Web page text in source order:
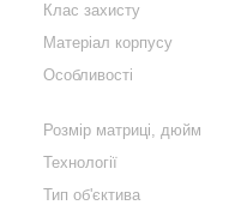
Клас захисту
Матеріал корпусу
Особливості
Розмір матриці, дюйм
Технології
Тип об'єктива